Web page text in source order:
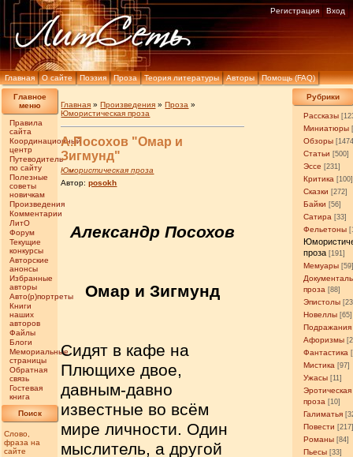
Главная О сайте Поэзия Проза Теория литературы Авторы Помощь (FAQ)
Регистрация Вход
Главное
меню
Правила
сайта
Координационный
центр
Путеводитель
по сайту
Полезные
советы
новичкам
Произведения
Комментарии
ЛитО
Форум
Текущие
конкурсы
Авторские
анонсы
Избранные
авторы
Авто(р)портреты
Книги
наших
авторов
Файлы
Блоги
Мемориальные
страницы
Обратная
связь
Гостевая
книга
Поиск
Слово,
фраза на
сайте
Рубрики
Рассказы
Миниатюры
Обзоры
Статьи [500]
Эссе [231]
Критика [100]
Сказки [272]
Байки [56]
Сатира [33]
Фельетоны
проза [191]
Мемуары
проза [88]
Эпистолы
Новеллы [65]
Подражания
Афоризмы
Фантастика
Мистика [97]
Ужасы [11]
Эротическая
проза [10]
Галиматья
Повести
Романы [84]
Пьесы [33]
Главная »Произведения »Проза »
Юмористическая проза
А.Посохов "Омар и
Зигмунд"
Юмористическая проза
Автор:posokh
Александр Посохов
Омар и Зигмунд
Сидят в кафе на
Плющихе двое,
давным-давно
известные во всём
мире личности. Один
мыслитель, а другой